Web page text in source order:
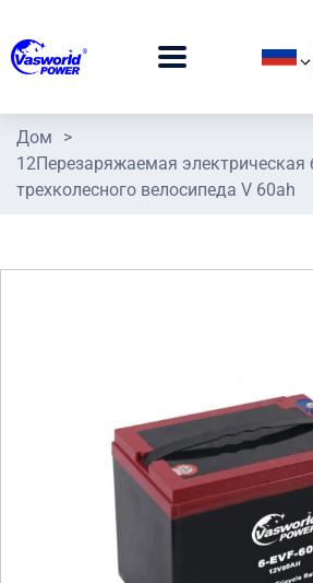
Дом
>
12Перезаряжаемая электрическая
трехколесного велосипеда V 60ah